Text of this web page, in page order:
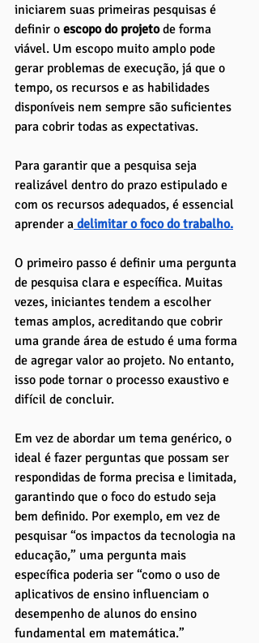
iniciarem suas primeiras pesquisas é
definir o escopo do projeto de forma
viável. Um escopo muito amplo pode
gerar problemas de execução, já que o
tempo, os recursos e as habilidades
disponíveis nem sempre são suficientes
para cobrir todas as expectativas.
Para garantir que a pesquisa seja
realizável dentro do prazo estipulado e
com os recursos adequados, é essencial
aprender a delimitar o foco do trabalho.
O primeiro passo é definir uma pergunta
de pesquisa clara e específica. Muitas
vezes, iniciantes tendem a escolher
temas amplos, acreditando que cobrir
uma grande área de estudo é uma forma
de agregar valor ao projeto. No entanto,
isso pode tornar o processo exaustivo e
difícil de concluir.
Em vez de abordar um tema genérico, o
ideal é fazer perguntas que possam ser
respondidas de forma precisa e limitada,
garantindo que o foco do estudo seja
bem definido. Por exemplo, em vez de
pesquisar “os impactos da tecnologia na
educação,” uma pergunta mais
específica poderia ser “como o uso de
aplicativos de ensino influenciam o
desempenho de alunos do ensino
fundamental em matemática.”